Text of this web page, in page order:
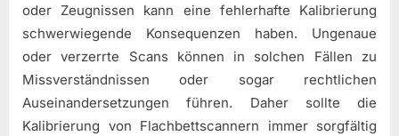
oder Zeugnissen kann eine fehlerhafte Kalibrierung
schwerwiegende Konsequenzen haben. Ungenaue
oder verzerrte Scans können in solchen Fällen zu
Missverständnissen oder sogar rechtlichen
Auseinandersetzungen führen. Daher sollte die
Kalibrierung von Flachbettscannern immer sorgfältig